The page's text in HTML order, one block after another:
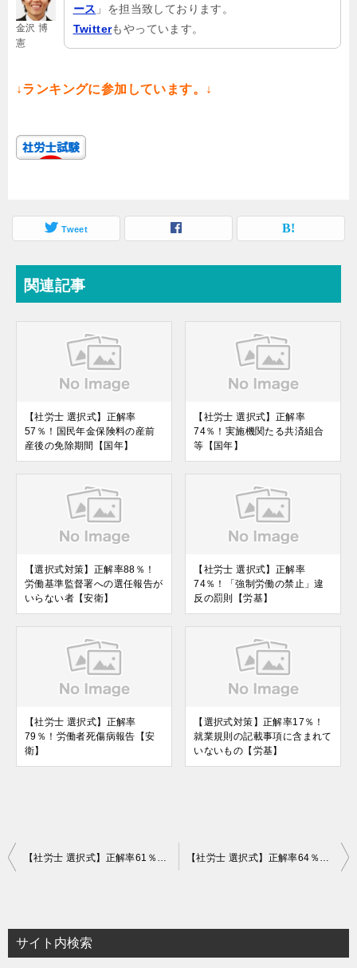
金沢 博
憲
ース 」を担当致しております。
Twitterもやっています。
↓ランキングに参加しています。↓
Tweet
関連記事
【社労士 選択式】正解率
57％！国民年金保険料の産前
産後の免除期間【国年】
【社労士 選択式】正解率
74％！実施機関たる共済組合
等【国年】
【選択式対策】正解率88％！
労働基準監督署への選任報告が
いらない者【安衛】
【社労士 選択式】正解率
74％！「強制労働の禁止」違
反の罰則【労基】
【社労士 選択式】正解率
79％！労働者死傷病報告【安
衛】
【選択式対策】正解率17％！
就業規則の記載事項に含まれて
いないもの【労基】
投
ビ
ゲ
サイト内検索